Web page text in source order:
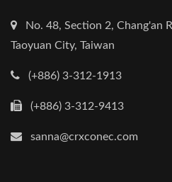
No. 48, Section 2, Chang'an
Taoyuan City, Taiwan
(+886) 3-312-1913
(+886) 3-312-9413
sanna@crxconec.com